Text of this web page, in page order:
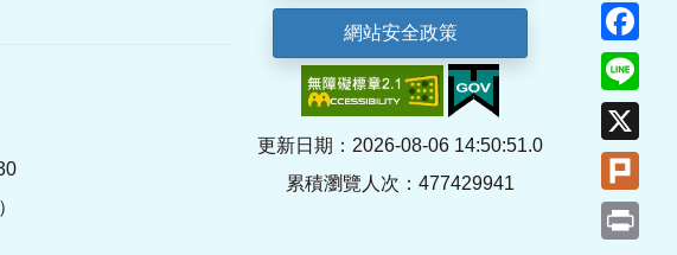
網站安全政策
更新日期：2026-08-06 14:50:51.0
累積瀏覽人次：477429941